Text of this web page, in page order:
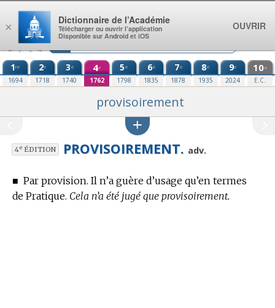
Aller au contenu
1re
1694
2e
1718
3e
1740
4e
1762
5e
1798
6e
1835
7e
1878
8e
1935
9e
2024
10e
E.C.
provisoirement
4eÉDITION PROVISOIREMENT. adv.
■ Par provision. Il n’a guère d’usage qu’en termes
de Pratique. Cela n’a été jugé que provisoirement.
×
Dictionnaire de l’Académie
Télécharger ou ouvrir l’application
Disponible sur Android et iOS
OUVRIR